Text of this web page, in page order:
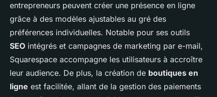
entrepreneurs peuvent créer une présence en ligne
grâce à des modèles ajustables au gré des
préférences individuelles. Notable pour ses outils
SEO intégrés et campagnes de marketing par e-mail,
Squarespace accompagne les utilisateurs à accroître
leur audience. De plus, la création de boutiques en
ligne est facilitée, allant de la gestion des paiements